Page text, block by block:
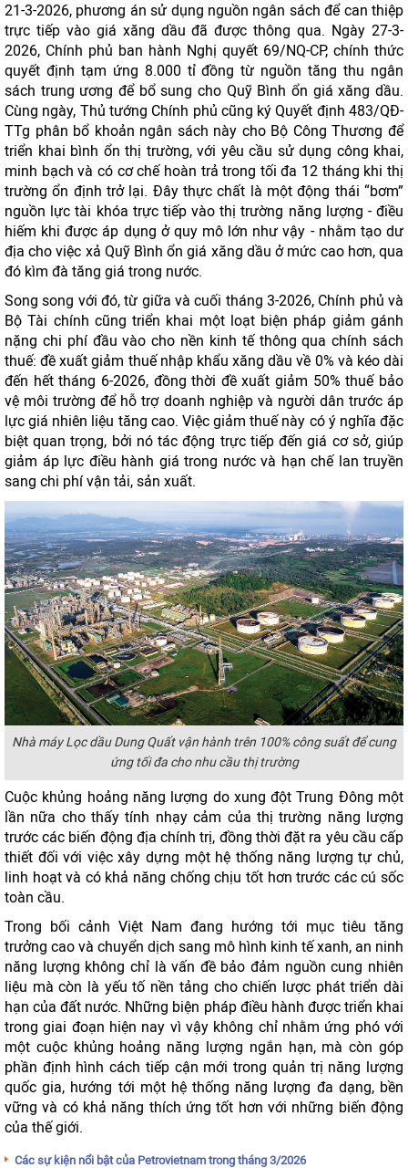
21-3-2026, phương án sử dụng nguồn ngân sách để can thiệp
trực tiếp vào giá xăng dầu đã được thông qua. Ngày 27-3-
2026, Chính phủ ban hành Nghị quyết 69/NQ-CP, chính thức
quyết định tạm ứng 8.000 tỉ đồng từ nguồn tăng thu ngân
sách trung ương để bổ sung cho Quỹ Bình ổn giá xăng dầu.
Cùng ngày, Thủ tướng Chính phủ cũng ký Quyết định 483/QĐ-
TTg phân bổ khoản ngân sách này cho Bộ Công Thương để
triển khai bình ổn thị trường, với yêu cầu sử dụng công khai,
minh bạch và có cơ chế hoàn trả trong tối đa 12 tháng khi thị
trường ổn định trở lại. Đây thực chất là một động thái “bơm”
nguồn lực tài khóa trực tiếp vào thị trường năng lượng - điều
hiếm khi được áp dụng ở quy mô lớn như vậy - nhằm tạo dư
địa cho việc xả Quỹ Bình ổn giá xăng dầu ở mức cao hơn, qua
đó kìm đà tăng giá trong nước.
Song song với đó, từ giữa và cuối tháng 3-2026, Chính phủ và
Bộ Tài chính cũng triển khai một loạt biện pháp giảm gánh
nặng chi phí đầu vào cho nền kinh tế thông qua chính sách
thuế: đề xuất giảm thuế nhập khẩu xăng dầu về 0% và kéo dài
đến hết tháng 6-2026, đồng thời đề xuất giảm 50% thuế bảo
vệ môi trường để hỗ trợ doanh nghiệp và người dân trước áp
lực giá nhiên liệu tăng cao. Việc giảm thuế này có ý nghĩa đặc
biệt quan trọng, bởi nó tác động trực tiếp đến giá cơ sở, giúp
giảm áp lực điều hành giá trong nước và hạn chế lan truyền
sang chi phí vận tải, sản xuất.
Nhà máy Lọc dầu Dung Quất vận hành trên 100% công suất để cung
ứng tối đa cho nhu cầu thị trường
Cuộc khủng hoảng năng lượng do xung đột Trung Đông một
lần nữa cho thấy tính nhạy cảm của thị trường năng lượng
trước các biến động địa chính trị, đồng thời đặt ra yêu cầu cấp
thiết đối với việc xây dựng một hệ thống năng lượng tự chủ,
linh hoạt và có khả năng chống chịu tốt hơn trước các cú sốc
toàn cầu.
Trong bối cảnh Việt Nam đang hướng tới mục tiêu tăng
trưởng cao và chuyển dịch sang mô hình kinh tế xanh, an ninh
năng lượng không chỉ là vấn đề bảo đảm nguồn cung nhiên
liệu mà còn là yếu tố nền tảng cho chiến lược phát triển dài
hạn của đất nước. Những biện pháp điều hành được triển khai
trong giai đoạn hiện nay vì vậy không chỉ nhằm ứng phó với
một cuộc khủng hoảng năng lượng ngắn hạn, mà còn góp
phần định hình cách tiếp cận mới trong quản trị năng lượng
quốc gia, hướng tới một hệ thống năng lượng đa dạng, bền
vững và có khả năng thích ứng tốt hơn với những biến động
của thế giới.
Các sự kiện nổi bật của Petrovietnam trong tháng 3/2026